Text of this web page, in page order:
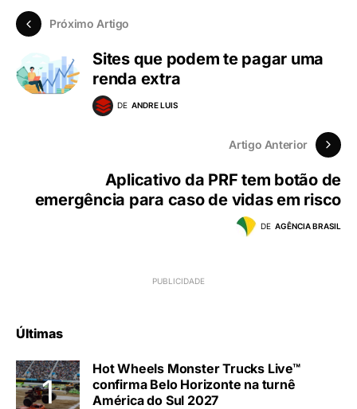
Próximo Artigo
Sites que podem te pagar uma
renda extra
DE ANDRE LUIS
Artigo Anterior
Aplicativo da PRF tem botão de
emergência para caso de vidas em risco
DE AGÊNCIA BRASIL
Últimas
Hot Wheels Monster Trucks Live™
confirma Belo Horizonte na turnê
América do Sul 2027